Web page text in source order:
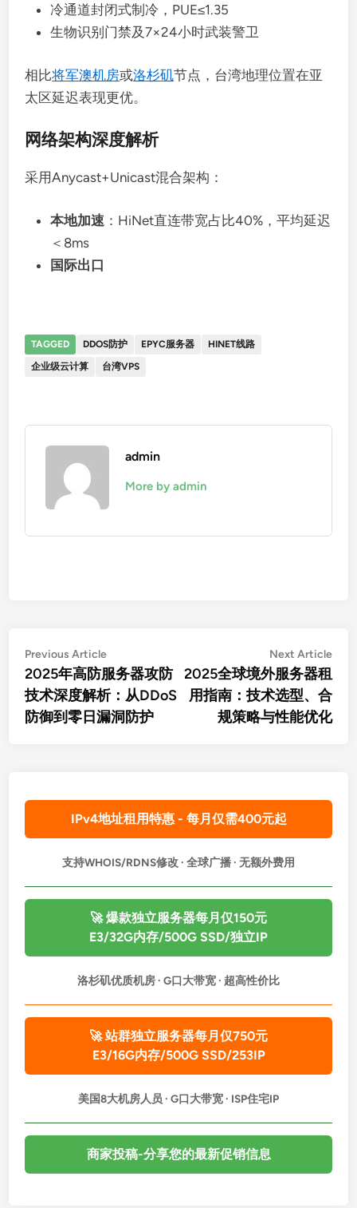
冷通道封闭式制冷，PUE≤1.35
生物识别门禁及7×24小时武装警卫
相比将军澳机房或洛杉矶节点，台湾地理位置在亚
太区延迟表现更优。
网络架构深度解析
采用Anycast+Unicast混合架构：
本地加速 ：HiNet直连带宽占比40%，平均延迟
＜8ms
国际出口
TAGGED DDOS防护 EPYC服务器
HINET线路
企业级云计算
台湾VPS
admin
More by admin
文
章
导
航
Previous ArticlePrevious
article:
2025年高防服务器攻防
技术深度解析：从DDoS
防御到零日漏洞防护
Next Article
2025全球境外服务器租
用指南：技术选型、合
规策略与性能优化
IPv4地址租用特惠 - 每月仅需400元起
支持WHOIS/RDNS修改 · 全球广播 · 无额外费用
🚀 爆款独立服务器每月仅150元
E3/32G内存/500G SSD/独立IP
洛杉矶优质机房 · G口大带宽 · 超高性价比
🚀 站群独立服务器每月仅750元
E3/16G内存/500G SSD/253IP
美国8大机房人员 · G口大带宽 · ISP住宅IP
商家投稿-分享您的最新促销信息